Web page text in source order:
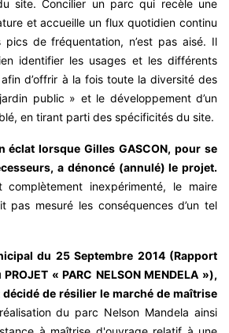
site. Concilier un parc qui recèle une
et accueille un flux quotidien continu
de fréquentation, n’est pas aisé. Il
identifier les usages et les différents
d’offrir à la fois toute la diversité des
public » et le développement d’un
en tirant parti des spécificités du site.
éclat lorsque Gilles GASCON, pour se
a dénoncé (annulé) le projet.
inexpérimenté, le maire
pas mesuré les conséquences d’un tel
du 25 Septembre 2014 (Rapport
« PARC NELSON MENDELA »),
décidé de résilier le marché de maîtrise
du parc Nelson Mandela ainsi